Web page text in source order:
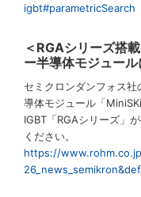
igbt#parametricSearch
＜RGAシリーズ搭
ー半導体モジュール
セミクロンダンフォス
導体モジュール「
IGBT「RGAシリーズ」
ください。
https://